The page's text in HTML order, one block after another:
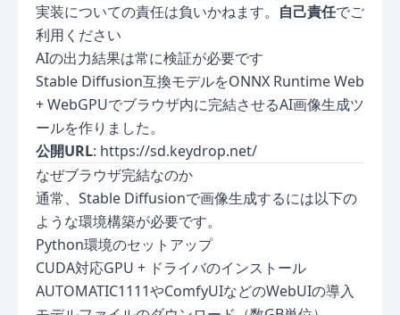
実装についての責任は負いかねます。 自己責任でご
利用ください
AIの出力結果は常に検証が必要です
Stable Diffusion互換モデルをONNX Runtime Web
+ WebGPUでブラウザ内に完結させるAI画像生成ツ
ールを作りました。
公開URL: https://sd.keydrop.net/
なぜブラウザ完結なのか
通常、Stable Diffusionで画像生成するには以下の
ような環境構築が必要です。
Python環境のセットアップ
CUDA対応GPU + ドライバのインストール
AUTOMATIC1111やComfyUIなどのWebUIの導入